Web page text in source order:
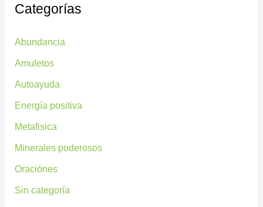
Categorías
Abundancia
Amuletos
Autoayuda
Energía positiva
Metafisica
Minerales poderosos
Oraciónes
Sin categoría